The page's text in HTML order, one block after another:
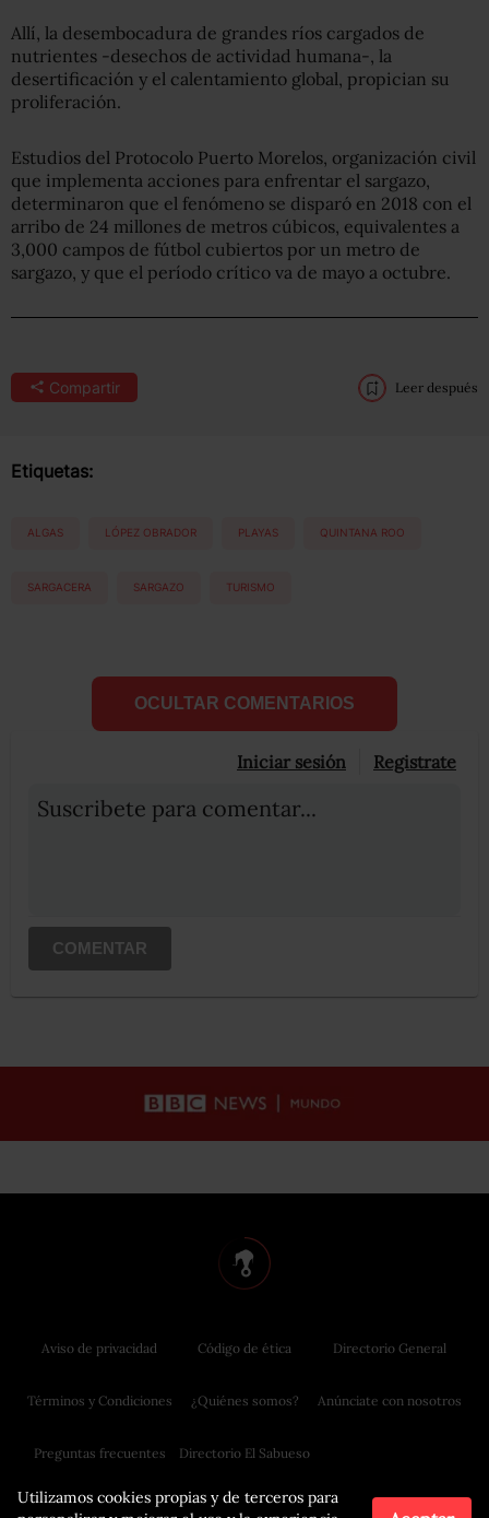
Allí, la desembocadura de grandes ríos cargados de
nutrientes -desechos de actividad humana-, la
desertificación y el calentamiento global, propician su
proliferación.
Estudios del Protocolo Puerto Morelos, organización civil
que implementa acciones para enfrentar el sargazo,
determinaron que el fenómeno se disparó en 2018 con el
arribo de 24 millones de metros cúbicos, equivalentes a
3,000 campos de fútbol cubiertos por un metro de
sargazo, y que el período crítico va de mayo a octubre.
Compartir Leer después
Etiquetas:
ALGAS LÓPEZ OBRADOR PLAYAS QUINTANA ROO
SARGACERA SARGAZO TURISMO
OCULTAR COMENTARIOS
Iniciar sesión Registrate
Suscribete para comentar...
COMENTAR
Utilizamos cookies propias y de terceros para
Aviso de privacidad
Términos y Condiciones
Preguntas frecuentes
Código de ética
¿Quiénes somos?
Directorio El Sabueso
Directorio General
Anúnciate con nosotros